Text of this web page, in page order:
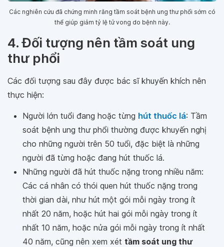
Các nghiên cứu đã chứng minh rằng tầm soát bệnh ung thư phổi sớm có
thể giúp giảm tỷ lệ tử vong do bệnh này.
4. Đối tượng nên tầm soát ung
thư phổi
Các đối tượng sau đây được bác sĩ khuyến khích nên
thực hiện:
Người lớn tuổi đang hoặc từng hút thuốc lá: Tầm
soát bệnh ung thư phổi thường được khuyến nghị
cho những người trên 50 tuổi, đặc biệt là những
người đã từng hoặc đang hút thuốc lá.
Những người đã hút thuốc nặng trong nhiều năm:
Các cá nhân có thói quen hút thuốc nặng trong
thời gian dài, như hút một gói mỗi ngày trong ít
nhất 20 năm, hoặc hút hai gói mỗi ngày trong ít
nhất 10 năm, hoặc nửa gói mỗi ngày trong ít nhất
40 năm, cũng nên xem xét tầm soát ung thư